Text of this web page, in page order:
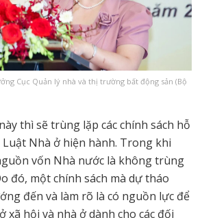
Cục Quản lý nhà và thị trường bất động sản (Bộ
thì sẽ trùng lặp các chính sách hỗ
Nhà ở hiện hành. Trong khi
vốn Nhà nước là không trùng
đó, một chính sách mà dự tháo
đến và làm rõ là có nguồn lực để
xã hội và nhà ở dành cho các đối